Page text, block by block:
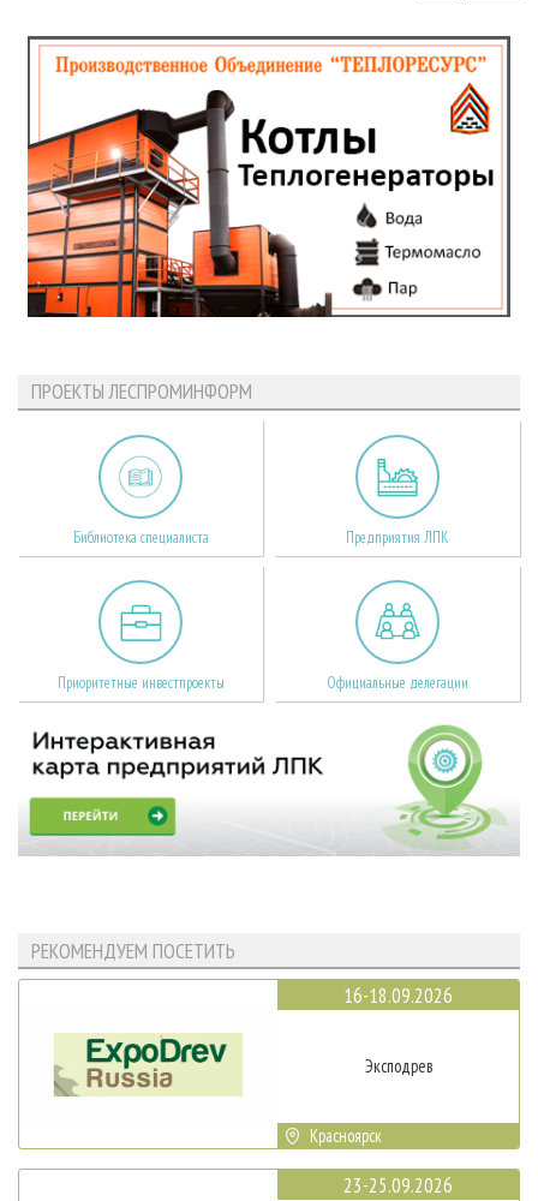
ПРОЕКТЫ ЛЕСПРОМИНФОРМ
Библиотека специалиста Предприятия ЛПК
Приоритетные инвестпроекты Официальные делегации
РЕКОМЕНДУЕМ ПОСЕТИТЬ
16-18.09.2026
Эксподрев
Красноярск
23-25.09.2026